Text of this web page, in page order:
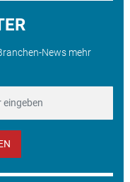
News mehr